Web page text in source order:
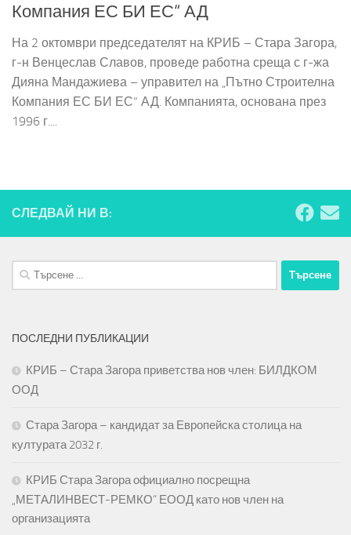
Компания ЕС БИ ЕС“ АД
На 2 октомври председателят на КРИБ – Стара Загора,
г-н Венцеслав Славов, проведе работна среща с г-жа
Дияна Мандажиева – управител на „Пътно Строителна
Компания ЕС БИ ЕС“ АД. Компанията, основана през
1996 г....
СЛЕДВАЙ НИ В:
Търсене
за:
ПОСЛЕДНИ ПУБЛИКАЦИИ
КРИБ – Стара Загора приветства нов член: БИЛДКОМ
ООД
Стара Загора – кандидат за Европейска столица на
културата 2032 г.
КРИБ Стара Загора официално посрещна
„МЕТАЛИНВЕСТ-РЕМКО“ ЕООД като нов член на
организацията